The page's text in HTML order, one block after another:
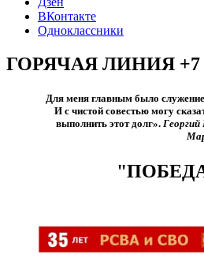
ВКонтакте
Одноклассники
ГОРЯЧАЯ ЛИНИЯ +7
Для меня главным было
И с чистой совестью могу
выполнить этот долг».​
"ПОБЕДА